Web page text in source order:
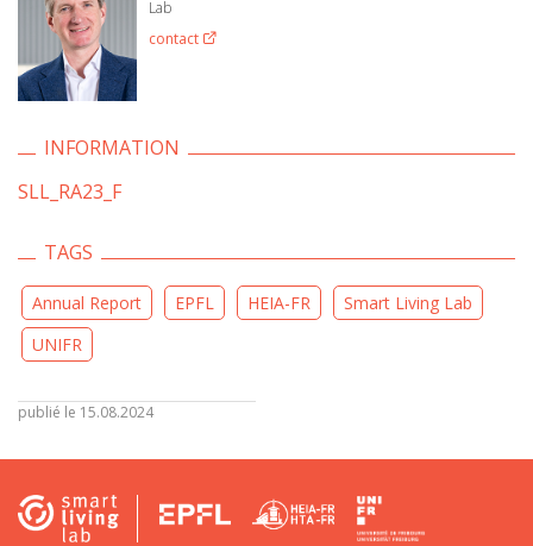
Lab
contact
INFORMATION
SLL_RA23_F
TAGS
Annual Report EPFL HEIA-FR
Smart Living Lab
UNIFR
publié le 15.08.2024